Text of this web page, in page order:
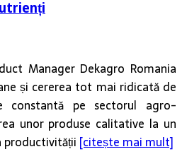
Manager Dekagro Romania
și cererea tot mai ridicată de
constantă pe sectorul agro-
unor produse calitative la un
productivității [citește mai mult]